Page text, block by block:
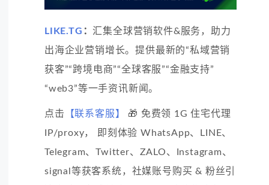
LIKE.TG ： 汇集全球营销软件&服务，助力
出海企业营销增长。提供最新的“私域营销
获客”“跨境电商”“全球客服”“金融支持”
“web3”等一手资讯新闻。
点击 【联系客服】
🎁 免费领 1G 住宅代理
IP/proxy， 即刻体验 WhatsApp、LINE、
Telegram、Twitter、ZALO、Instagram、
signal等获客系统，社媒账号购买 & 粉丝引